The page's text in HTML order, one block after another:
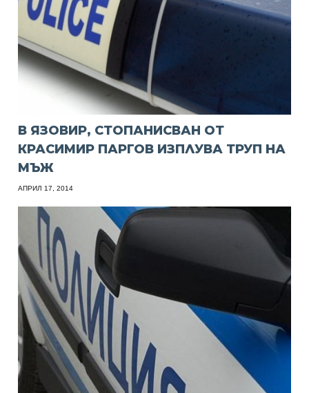
В ЯЗОВИР, СТОПАНИСВАН ОТ
КРАСИМИР ПАРГОВ ИЗПЛУВА ТРУП НА
МЪЖ
АПРИЛ 17, 2014